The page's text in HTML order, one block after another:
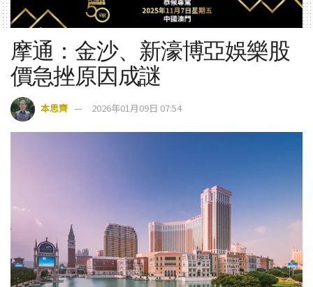
摩通：金沙、新濠博亞娛樂股
價急挫原因成謎
本思齊 2026年01月09日 07:54